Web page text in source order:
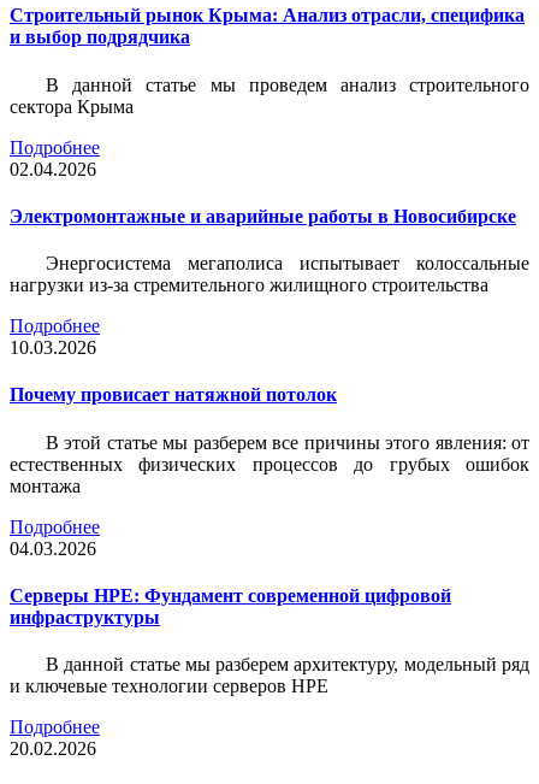
Строительный рынок Крыма: Анализ отрасли, специфика
и выбор подрядчика
В данной статье мы проведем анализ строительного
сектора Крыма
Подробнее
02.04.2026
Электромонтажные и аварийные работы в Новосибирске
Энергосистема мегаполиса испытывает колоссальные
нагрузки из-за стремительного жилищного строительства
Подробнее
10.03.2026
Почему провисает натяжной потолок
В этой статье мы разберем все причины этого явления: от
естественных физических процессов до грубых ошибок
монтажа
Подробнее
04.03.2026
Серверы HPE: Фундамент современной цифровой
инфраструктуры
В данной статье мы разберем архитектуру, модельный ряд
и ключевые технологии серверов HPE
Подробнее
20.02.2026